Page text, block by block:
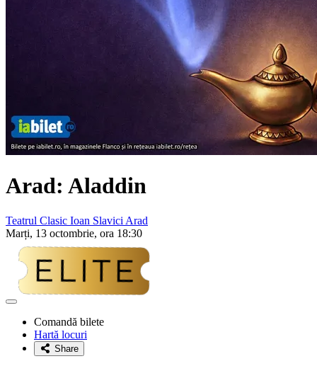
Arad: Aladdin
Teatrul Clasic Ioan Slavici Arad
Marți, 13 octombrie, ora 18:30
Adaugă
favoriteComandă bilete
Hartă locuri
Share